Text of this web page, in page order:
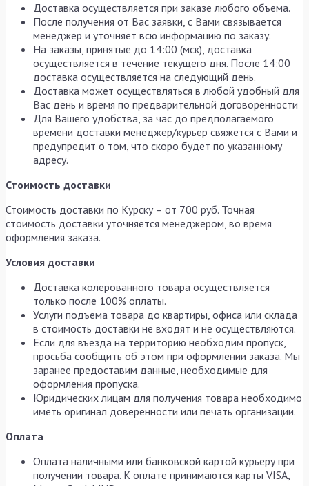
Доставка осуществляется при заказе любого объема.
После получения от Вас заявки, с Вами связывается
менеджер и уточняет всю информацию по заказу.
На заказы, принятые до 14:00 (мск), доставка
осуществляется в течение текущего дня. После 14:00
доставка осуществляется на следующий день.
Доставка может осуществляться в любой удобный для
Вас день и время по предварительной договоренности
Для Вашего удобства, за час до предполагаемого
времени доставки менеджер/курьер свяжется с Вами и
предупредит о том, что скоро будет по указанному
адресу.
Стоимость доставки
Стоимость доставки по Курску – от 700 руб. Точная
стоимость доставки уточняется менеджером, во время
оформления заказа.
Условия доставки
Доставка колерованного товара осуществляется
только после 100% оплаты.
Услуги подъема товара до квартиры, офиса или склада
в стоимость доставки не входят и не осуществляются.
Если для въезда на территорию необходим пропуск,
просьба сообщить об этом при оформлении заказа. Мы
заранее предоставим данные, необходимые для
оформления пропуска.
Юридических лицам для получения товара необходимо
иметь оригинал доверенности или печать организации.
Оплата
Оплата наличными или банковской картой курьеру при
получении товара. К оплате принимаются карты VISA,